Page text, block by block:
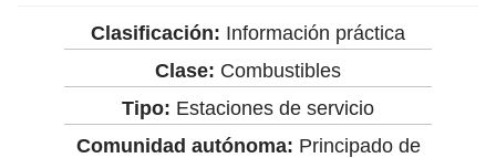
Clasificación: Información práctica
Clase: Combustibles
Tipo: Estaciones de servicio
Comunidad autónoma: Principado de